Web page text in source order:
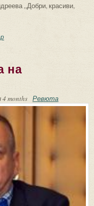
„Добри, красиви,
ни са странна броеница...
на
4 months Ревюта